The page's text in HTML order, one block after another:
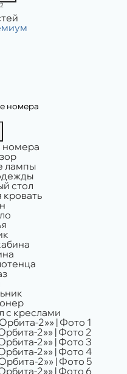
2
номера
лампы
стол
кровать
с креслами